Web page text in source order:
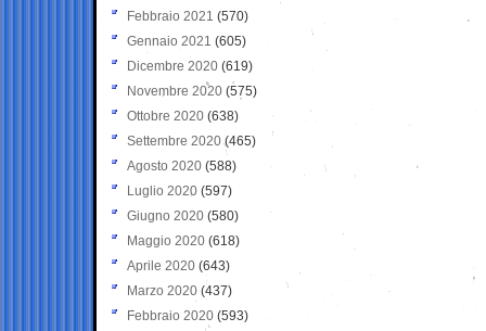
Febbraio 2021 (570)
Gennaio 2021 (605)
Dicembre 2020 (619)
Novembre 2020 (575)
Ottobre 2020 (638)
Settembre 2020(465)
Agosto 2020 (588)
Luglio 2020 (597)
Giugno 2020 (580)
Maggio 2020 (618)
Aprile 2020 (643)
Marzo 2020 (437)
Febbraio 2020 (593)